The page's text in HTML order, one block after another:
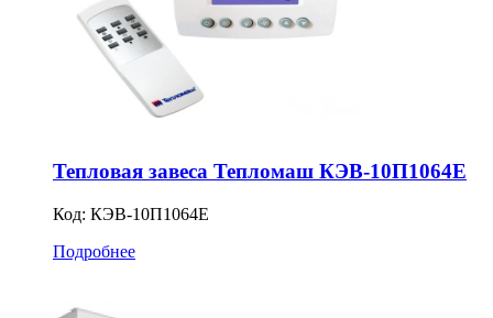
Тепловая завеса Тепломаш КЭВ-10П1064Е
Код: КЭВ-10П1064Е
Подробнее